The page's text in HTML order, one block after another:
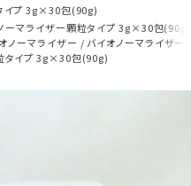
イプ 3g×30包(90g)
ーマライザー顆粒タイプ 3g×30包(90g)
ノーマライザー
バイオノーマライザ
タイプ 3g×30包(90g)